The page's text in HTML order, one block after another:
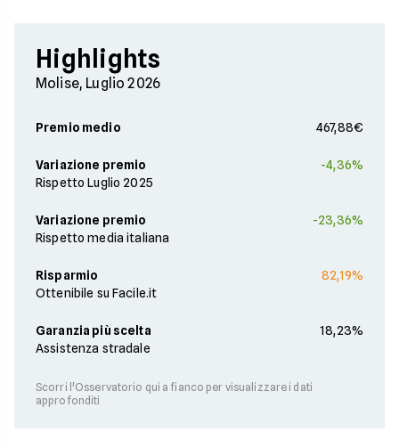
Highlights
Molise, Luglio 2026
Premio medio 467,88€
Variazione premio
Rispetto Luglio 2025
-4,36%
Variazione premio
Rispetto media italiana
-23,36%
Risparmio
Ottenibile su Facile.it
82,19%
Garanzia più scelta
Assistenza stradale
18,23%
Scorri l'Osservatorio qui a fianco per visualizzare i dati
approfonditi